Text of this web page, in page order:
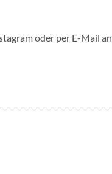
oder per E-Mail an